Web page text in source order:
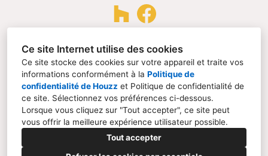
Ce site Internet utilise des cookies
Ce site stocke des cookies sur votre appareil et traite vos
informations conformément à la Politique de
confidentialité de Houzz et Politique de confidentialité de
ce site. Sélectionnez vos préférences ci-dessous.
Lorsque vous cliquez sur "Tout accepter", ce site peut
vous offrir la meilleure expérience utilisateur possible.
Tout accepter
06 70 76 05 99
contact@fabriq320.com